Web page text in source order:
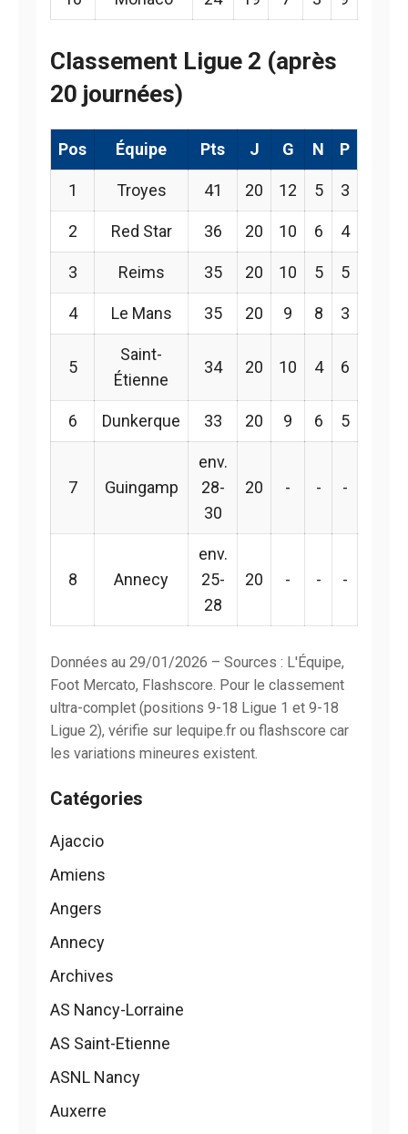
Classement Ligue 2 (après
20 journées)
Pos Équipe Pts J G N P
1 Troyes 41 20 12 5 3
2 Red Star 36 20 10 6 4
3 Reims 35 20 10 5 5
4 Le Mans 35 20 9 8 3
5
Saint-
Étienne
34 20 10 4 6
6 Dunkerque 33 20 9 6 5
7 Guingamp
env.
28-
30
20 - - -
8 Annecy
env.
25-
28
20 - - -
Données au 29/01/2026 – Sources : L'Équipe,
Foot Mercato, Flashscore. Pour le classement
ultra-complet (positions 9-18 Ligue 1 et 9-18
Ligue 2), vérifie sur lequipe.fr ou flashscore car
les variations mineures existent.
Catégories
Ajaccio
Amiens
Angers
Annecy
Archives
AS Nancy-Lorraine
AS Saint-Etienne
ASNL Nancy
Auxerre